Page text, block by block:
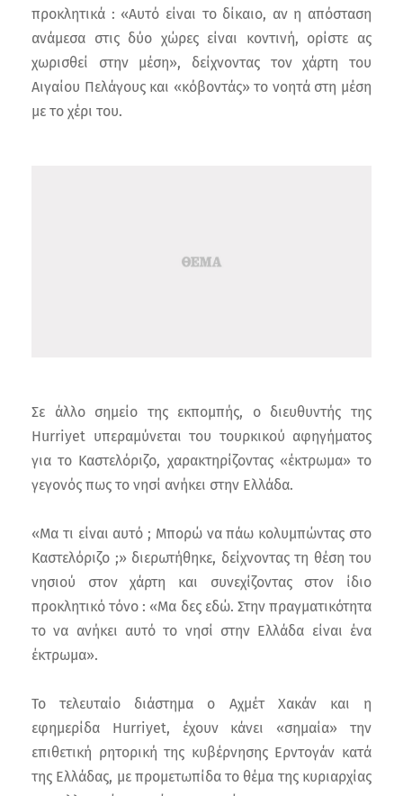
προκλητικά : «Αυτό είναι το δίκαιο, αν η απόσταση
ανάμεσα στις δύο χώρες είναι κοντινή, ορίστε ας
χωρισθεί στην μέση», δείχνοντας τον χάρτη του
Αιγαίου Πελάγους και «κόβοντάς» το νοητά στη μέση
με το χέρι του.
Σε άλλο σημείο της εκπομπής, ο διευθυντής της
Hurriyet υπεραμύνεται του τουρκικού αφηγήματος
για το Καστελόριζο, χαρακτηρίζοντας «έκτρωμα» το
γεγονός πως το νησί ανήκει στην Ελλάδα.
«Μα τι είναι αυτό ; Μπορώ να πάω κολυμπώντας στο
Καστελόριζο ;» διερωτήθηκε, δείχνοντας τη θέση του
νησιού στον χάρτη και συνεχίζοντας στον ίδιο
προκλητικό τόνο : «Μα δες εδώ. Στην πραγματικότητα
το να ανήκει αυτό το νησί στην Ελλάδα είναι ένα
έκτρωμα».
Το τελευταίο διάστημα ο Αχμέτ Χακάν και η
εφημερίδα Hurriyet, έχουν κάνει «σημαία» την
επιθετική ρητορική της κυβέρνησης Ερντογάν κατά
της Ελλάδας, με προμετωπίδα το θέμα της κυριαρχίας